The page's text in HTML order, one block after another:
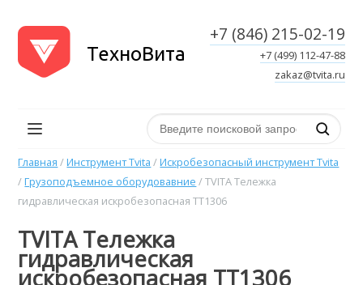
ТехноВита
+7 (846) 215-02-19
+7 (499) 112-47-88
zakaz@tvita.ru
Поиск по сайту
Главная /Инструмент Tvita /Искробезопасный инструмент Tvita
/Грузоподъемное оборудовавние /TVITA Тележка
гидравлическая искробезопасная TT1306
TVITA Тележка
гидравлическая
искробезопасная TT1306